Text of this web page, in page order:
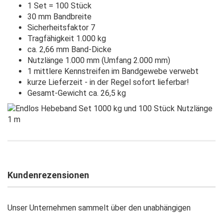
1 Set = 100 Stück
30 mm Bandbreite
Sicherheitsfaktor 7
Tragfähigkeit 1.000 kg
ca. 2,66 mm Band-Dicke
Nutzlänge 1.000 mm (Umfang 2.000 mm)
1 mittlere Kennstreifen im Bandgewebe verwebt
kurze Lieferzeit - in der Regel sofort lieferbar!
Gesamt-Gewicht ca. 26,5 kg
Kundenrezensionen
Unser Unternehmen sammelt über den unabhängigen